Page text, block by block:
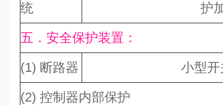
统
护
五．安全保护装置：
(1) 断路器
小型
(2) 控制器内部保护